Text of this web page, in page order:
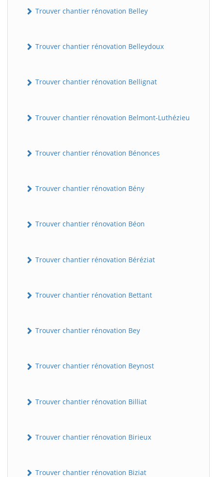
Trouver chantier rénovation Belley
Trouver chantier rénovation Belleydoux
Trouver chantier rénovation Bellignat
Trouver chantier rénovation Belmont-Luthézieu
Trouver chantier rénovation Bénonces
Trouver chantier rénovation Bény
Trouver chantier rénovation Béon
Trouver chantier rénovation Béréziat
Trouver chantier rénovation Bettant
Trouver chantier rénovation Bey
Trouver chantier rénovation Beynost
Trouver chantier rénovation Billiat
Trouver chantier rénovation Birieux
Trouver chantier rénovation Biziat